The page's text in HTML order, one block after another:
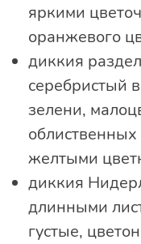
яркими
оранжевого
диккия
серебристый
зелени,
облиственных
желтыми
диккия
длинными
густые,